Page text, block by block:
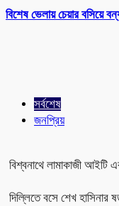
বিশেষ ভেলায় চেয়ার বসিয়ে
সর্বশেষ
জনপ্রিয়
বিশ্বনাথে লামাকাজী আইটি
দিল্লিতে বসে শেখ